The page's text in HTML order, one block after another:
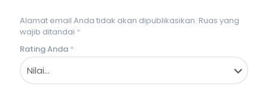
Alamat email Anda tidak akan dipublikasikan. Ruas yang
wajib ditandai *
Rating Anda *